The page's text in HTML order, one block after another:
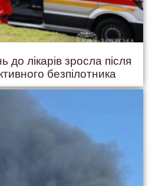
до лікарів зросла після
безпілотника